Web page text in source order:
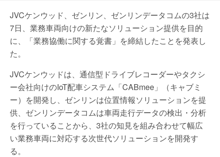
JVCケンウッド、ゼンリン、ゼンリンデータコムの3社は
7日、業務車両向けの新たなソリューション提供を目的
に、「業務協働に関する覚書」を締結したことを発表し
た。
JVCケンウッドは、通信型ドライブレコーダーやタクシ
ー会社向けのIoT配車システム「CABmee」（キャブミ
ー）を開発し、ゼンリンは位置情報ソリューションを提
供、ゼンリンデータコムは車両走行データの検出・分析
を行っていることから、3社の知見を組み合わせて幅広
い業務車両に対応する次世代ソリューションを開発す
る。